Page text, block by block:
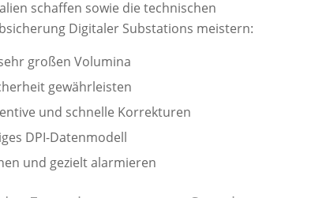
schaffen sowie die technischen
Digitaler Substations meistern:
großen Volumina
gewährleisten
und schnelle Korrekturen
DPI-Datenmodell
und gezielt alarmieren